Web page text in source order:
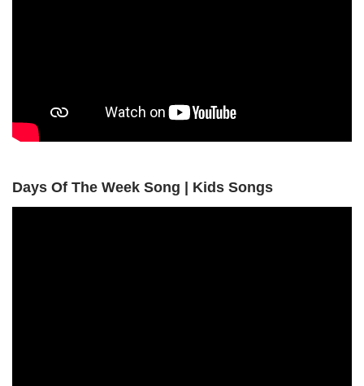
Days Of The Week Song | Kids Songs